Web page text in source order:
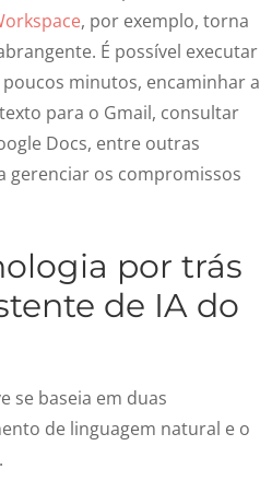
, por exemplo, torna
É possível executar
minutos, encaminhar a
para o Gmail, consultar
Docs, entre outras
gerenciar os compromissos
por trás
de IA do
se baseia em duas
de linguagem natural e o